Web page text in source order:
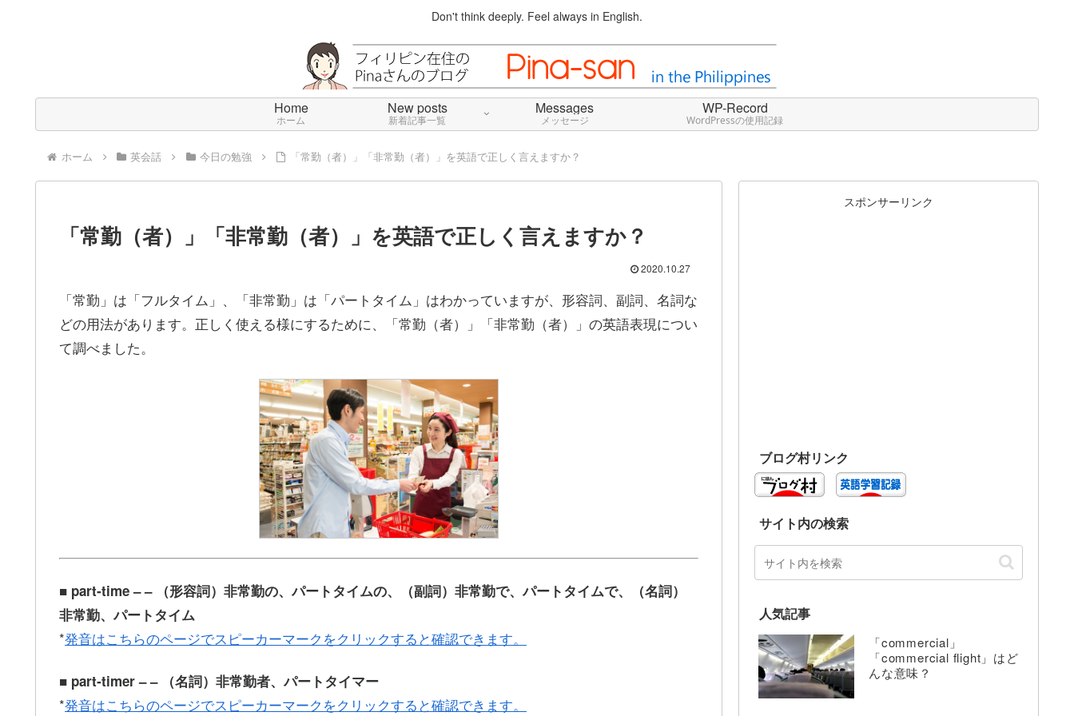
Don't think deeply. Feel always in English.
Home
ホーム
New posts
新着記事一覧
Messages
メッセージ
WP-Record
WordPressの使用記録
ホーム 英会話 今日の勉強 「常勤（者）」「非常勤（者）」を英語で正しく言えますか？
「常勤（者）」「非常勤（者）」を英語で正しく言えますか？
2020.10.27
「常勤」は「フルタイム」、「非常勤」は「パートタイム」はわかっていますが、形容詞、副詞、名詞な
どの用法があります。正しく使える様にするために、「常勤（者）」「非常勤（者）」の英語表現につい
て調べました。
■ part‐time – – （形容詞）非常勤の、パートタイムの、（副詞）非常勤で、パートタイムで、（名詞）
非常勤、パートタイム
*発音はこちらのページでスピーカーマークをクリックすると確認できます。
■ part‐timer – – （名詞）非常勤者、パートタイマー
*発音はこちらのページでスピーカーマークをクリックすると確認できます。
スポンサーリンク
ブログ村リンク
サイト内の検索
人気記事
「commercial」
「commercial flight」はど
んな意味？